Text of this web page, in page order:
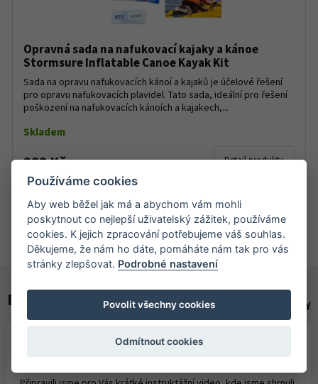
Opravná sada na nafukovací kajaky a kánoe
Stormsure Inflatable Canoe Kayak Kit
Sada na opravu nafukovacích kánoí a kajaků je účelové řešení
pro opravu nafukovacích plavidel. Tato sada, ideální pro řešení
poškození na nafukovacích kánoích a kajakech,...
Skladem
298 Kč Detail produktu
DALŠÍCH 15
NOVINKY A AKCE Zobrazit všechny novinky
Laminování pryskyřicí a tkaninou
Používáme cookies
Aby web běžel jak má a abychom vám mohli
poskytnout co nejlepší uživatelský zážitek, používáme
cookies. K jejich zpracování potřebujeme váš souhlas.
Děkujeme, že nám ho dáte, pomáháte nám tak pro vás
stránky zlepšovat. Podrobné nastavení
Povolit všechny cookies
Odmítnout cookies